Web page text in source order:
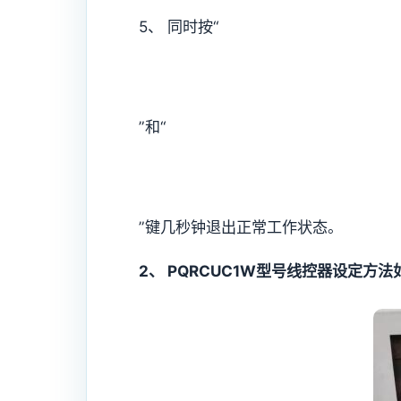
5、 同时按“
”和“
”键几秒钟退出正常工作状态。
2、 PQRCUC1W型号线控器设定方法